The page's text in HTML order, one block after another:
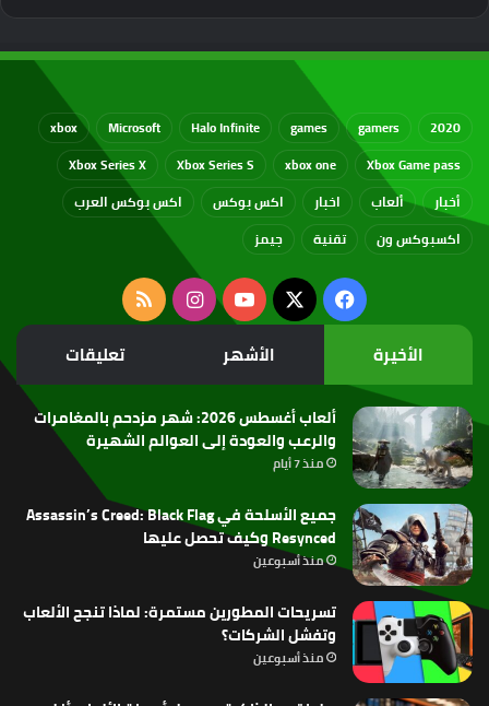
2020
gamers
games
Halo Infinite
Microsoft
xbox
Xbox Game pass
xbox one
Xbox Series S
Xbox Series X
أخبار
ألعاب اخبار اكس بوكس
اكس بوكس العرب
اكسبوكس ون
تقنية جيمز
فيسبوك
‫X
‫YouTubeانستقرامملخص
الموقع
RSS
الأخيرة الأشهر تعليقات
ألعاب أغسطس 2026: شهر مزدحم بالمغامرات
والرعب والعودة إلى العوالم الشهيرة
منذ 7 أيام
جميع الأسلحة في Assassin’s Creed: Black Flag
Resynced وكيف تحصل عليها
منذ أسبوعين
تسريحات المطورين مستمرة: لماذا تنجح الألعاب
وتفشل الشركات؟
منذ أسبوعين